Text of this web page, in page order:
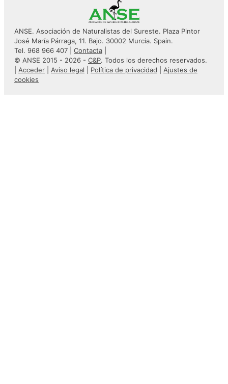
ANSE. Asociación de Naturalistas del Sureste. Plaza Pintor
José María Párraga, 11. Bajo. 30002 Murcia. Spain.
Tel. 968 966 407 | Contacta
© ANSE 2015 - 2026 - C&P. Todos los derechos reservados.
Acceder Aviso legal Política de privacidad
Ajustes de
cookies